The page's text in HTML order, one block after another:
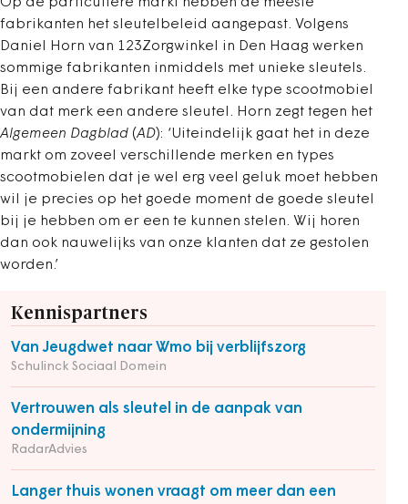
fabrikanten het sleutelbeleid aangepast. Volgens
Daniel Horn van 123Zorgwinkel in Den Haag werken
sommige fabrikanten inmiddels met unieke sleutels.
Bij een andere fabrikant heeft elke type scootmobiel
van dat merk een andere sleutel. Horn zegt tegen het
Algemeen Dagblad (AD): ‘Uiteindelijk gaat het in deze
markt om zoveel verschillende merken en types
scootmobielen dat je wel erg veel geluk moet hebben
wil je precies op het goede moment de goede sleutel
bij je hebben om er een te kunnen stelen. Wij horen
dan ook nauwelijks van onze klanten dat ze gestolen
worden.’
Kennispartners
Van Jeugdwet naar Wmo bij verblijfszorg
Schulinck Sociaal Domein
Vertrouwen als sleutel in de aanpak van
ondermijning
RadarAdvies
Langer thuis wonen vraagt om meer dan een